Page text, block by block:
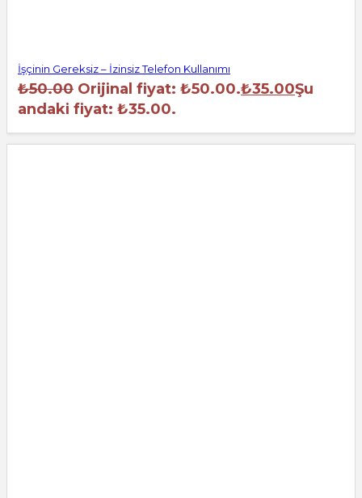
İşçinin Gereksiz – İzinsiz Telefon Kullanımı
₺50.00 Orijinal fiyat: ₺50.00.₺35.00Şu
andaki fiyat: ₺35.00.